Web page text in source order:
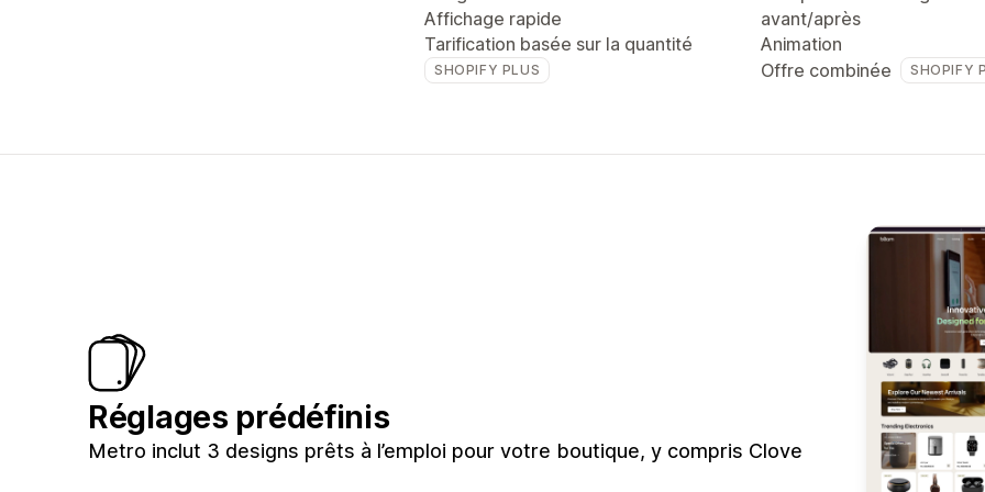
Affichage rapide
Tarification basée sur la quantité
SHOPIFY PLUS
avant/après
Animation
Offre combinée
SHOPIFY
Réglages prédéfinis
Metro inclut 3 designs prêts à l’emploi pour votre boutique, y compris Clove